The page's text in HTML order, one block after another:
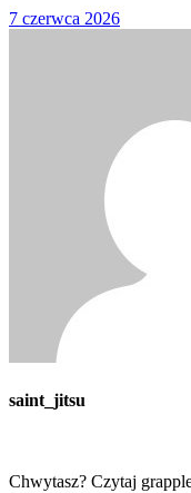
7 czerwca 2026
saint_jitsu
Chwytasz? Czytaj